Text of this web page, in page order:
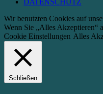
DATENSCHUTZ
Wir benutzten Cookies auf
Wenn Sie „Alles Akzeptieren“
Cookie Einstellungen Alles
Schließen